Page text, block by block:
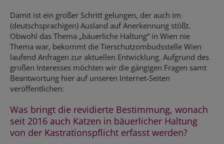
Damit ist ein großer Schritt gelungen, der auch im
(deutschsprachigen) Ausland auf Anerkennung stößt.
Obwohl das Thema „bäuerliche Haltung“ in Wien nie
Thema war, bekommt die Tierschutzombudsstelle Wien
laufend Anfragen zur aktuellen Entwicklung. Aufgrund des
großen Interesses möchten wir die gängigen Fragen samt
Beantwortung hier auf unseren Internet-Seiten
veröffentlichen:
Was bringt die revidierte Bestimmung, wonach
seit 2016 auch Katzen in bäuerlicher Haltung
von der Kastrationspflicht erfasst werden?